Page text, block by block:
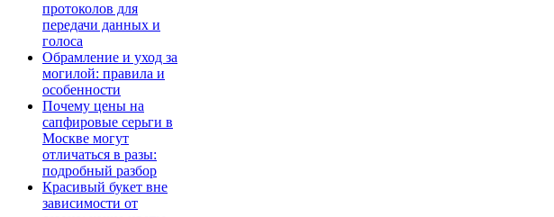
протоколов для
передачи данных и
голоса
Обрамление и уход за
могилой: правила и
особенности
Почему цены на
сапфировые серьги в
Москве могут
отличаться в разы:
подробный разбор
Красивый букет вне
зависимости от